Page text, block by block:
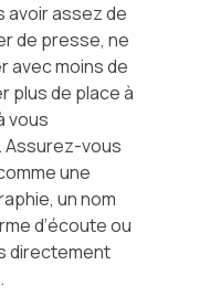
avoir assez de
de presse, ne
avec moins de
plus de place à
vous
Assurez-vous
une
un nom
d’écoute ou
directement